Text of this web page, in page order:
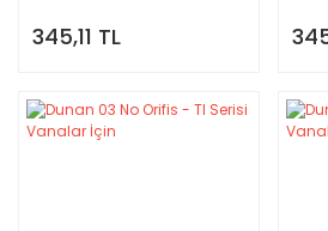
345,11 TL